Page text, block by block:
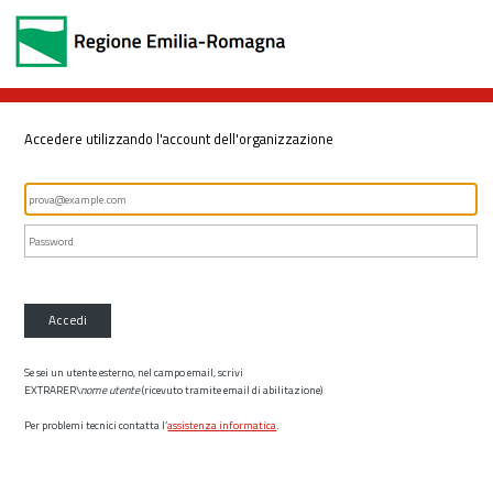
Accedere utilizzando l'account dell'organizzazione
Accedi
Se sei un utente esterno, nel campo email, scrivi
EXTRARER\nome utente(ricevuto tramite email di abilitazione)
Per problemi tecnici contatta l’assistenza informatica.